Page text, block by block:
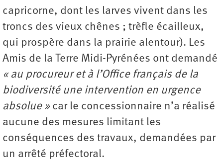
capricorne, dont les larves vivent dans les
troncs des vieux chênes ; trèfle écailleux,
qui prospère dans la prairie alentour). Les
Amis de la Terre Midi-Pyrénées ont demandé
« au procureur et à l’Office français de la
biodiversité une intervention en urgence
absolue » car le concessionnaire n’a réalisé
aucune des mesures limitant les
conséquences des travaux, demandées par
un arrêté préfectoral.